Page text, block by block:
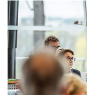
Detailansicht öffnen: